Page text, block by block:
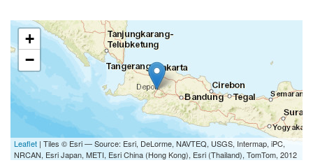
+
−
Leaflet | Tiles © Esri — Source: Esri, DeLorme, NAVTEQ, USGS, Intermap, iPC,
NRCAN, Esri Japan, METI, Esri China (Hong Kong), Esri (Thailand), TomTom, 2012